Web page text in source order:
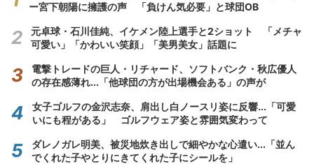
ー宮下朝陽に擁護の声 「負けん気必要」と球団OB
元卓球・石川佳純、イケメン陸上選手と2ショット 「メチャ
可愛い」「かわいい笑顔」「美男美女」話題に
電撃トレードの巨人・リチャード、ソフトバンク・秋広優人
の存在感薄れ...「他球団の方が出場機会ある」の声が
女子ゴルフの金沢志奈、肩出し白ノースリ姿に反響...「可愛
いにも程がある」 ゴルフウェア姿と雰囲気変わって
ダレノガレ明美、被災地炊き出しで細やかな心遣い...「並ん
でくれた子やとりにきてくれた子にシールを」